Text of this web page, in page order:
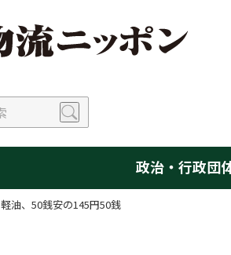
政治・行政団
軽油、50銭安の145円50銭